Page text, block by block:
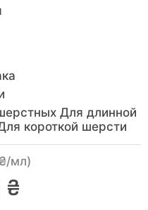
Для длинной
короткой шерсти
мл)
₴